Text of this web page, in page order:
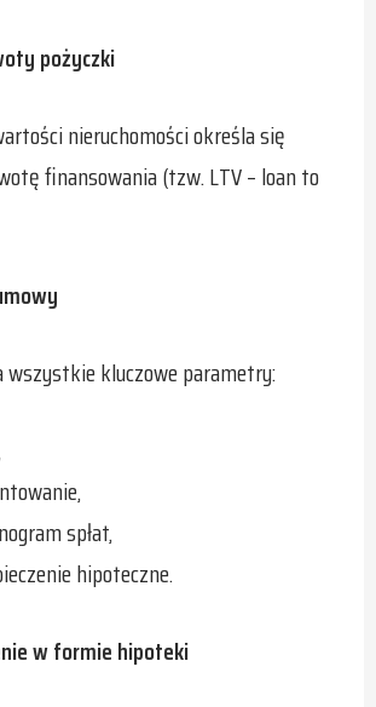
pożyczki
nieruchomości określa się
finansowania (tzw. LTV – loan to
wszystkie kluczowe parametry:
spłat,
hipoteczne.
w formie hipoteki